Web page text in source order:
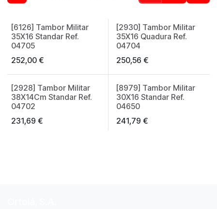
Made in Spain
[6126] Tambor Militar
35X16 Standar Ref.
04705
252,00 € Made in Spain
[2930] Tambor Militar
35X16 Quadura Ref.
04704
250,56 €
Made in Spain
[2928] Tambor Militar
38X14Cm Standar Ref.
04702
231,69 € Made in Spain
[8979] Tambor Militar
30X16 Standar Ref.
04650
241,79 €